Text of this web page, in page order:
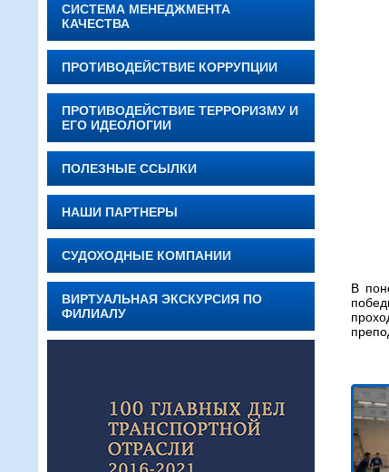
СИСТЕМА МЕНЕДЖМЕНТА
КАЧЕСТВА
ПРОТИВОДЕЙСТВИЕ КОРРУПЦИИ
ПРОТИВОДЕЙСТВИЕ ТЕРРОРИЗМУ И
ЕГО ИДЕОЛОГИИ
ПОЛЕЗНЫЕ ССЫЛКИ
НАШИ ПАРТНЕРЫ
СУДОХОДНЫЕ КОМПАНИИ
ВИРТУАЛЬНАЯ ЭКСКУРСИЯ ПО
ФИЛИАЛУ
В